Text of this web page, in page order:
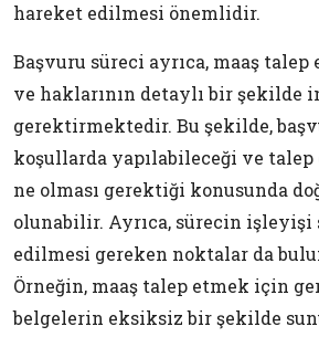
hareket edilmesi önemlidir.
Başvuru süreci ayrıca, maaş talep
ve haklarının detaylı bir şekilde
gerektirmektedir. Bu şekilde,
koşullarda yapılabileceği ve
ne olması gerektiği konusunda
olunabilir. Ayrıca, sürecin işleyişi
edilmesi gereken noktalar da
Örneğin, maaş talep etmek için
belgelerin eksiksiz bir şekilde